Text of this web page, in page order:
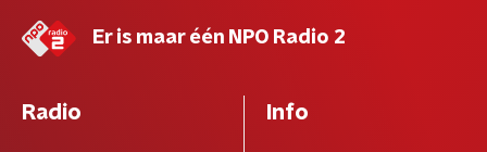
Er is maar één NPO Radio 2
Radio Info